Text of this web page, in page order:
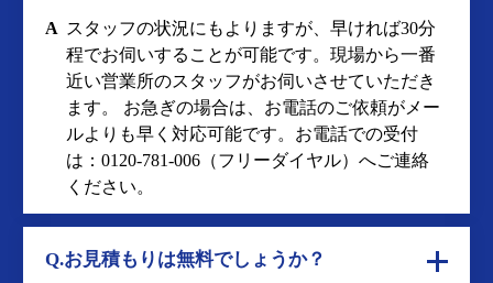
A スタッフの状況にもよりますが、早ければ30分
程でお伺いすることが可能です。現場から一番
近い営業所のスタッフがお伺いさせていただき
ます。 お急ぎの場合は、お電話のご依頼がメー
ルよりも早く対応可能です。お電話での受付
は： 0120-781-006 （フリーダイヤル）へご連絡
ください。
Q.お見積もりは無料でしょうか？